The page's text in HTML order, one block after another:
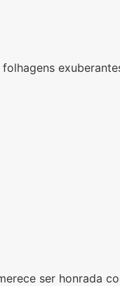
ser honrada